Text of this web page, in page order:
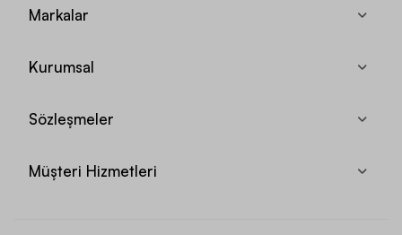
Markalar
Kurumsal
Sözleşmeler
Müşteri Hizmetleri